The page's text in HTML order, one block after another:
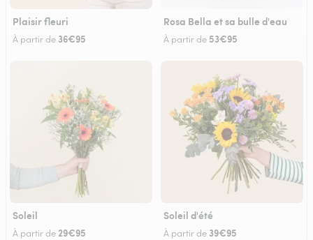
Plaisir fleuri
À partir de 36€95
Rosa Bella et sa bulle d'eau
À partir de 53€95
Soleil
À partir de 29€95
Soleil d'été
À partir de 39€95